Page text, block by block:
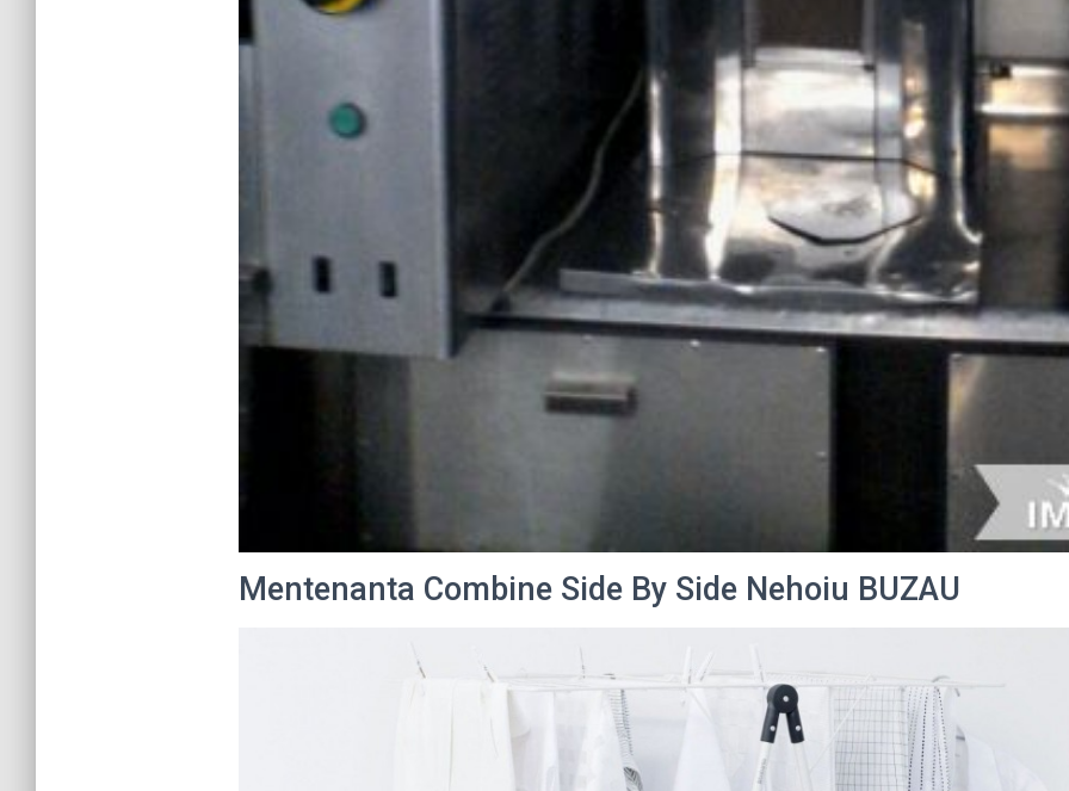
Mentenanta Combine Side By Side Nehoiu BUZAU